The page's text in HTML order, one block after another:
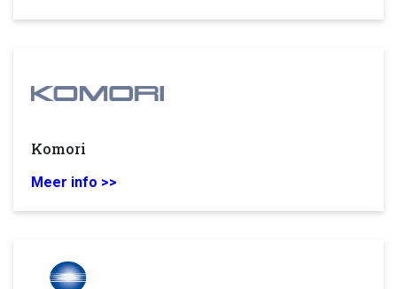
Komori
Meer info >>